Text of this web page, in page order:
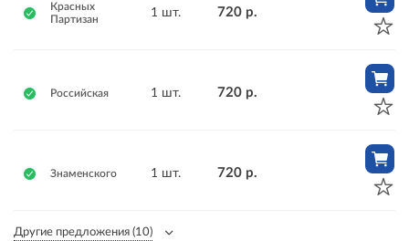
Красных
Партизан
1 шт. 720 р.
Российская 1 шт. 720 р.
Знаменского 1 шт. 720 р.
Другие предложения (10)